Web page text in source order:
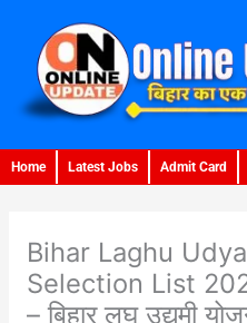
content
Home Latest Jobs Admit Card
Bihar Laghu
Selection List
– बिहार लघु उद्यमी